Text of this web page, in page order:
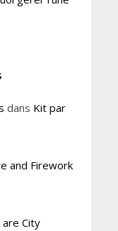
dans Kit par
and Firework
City